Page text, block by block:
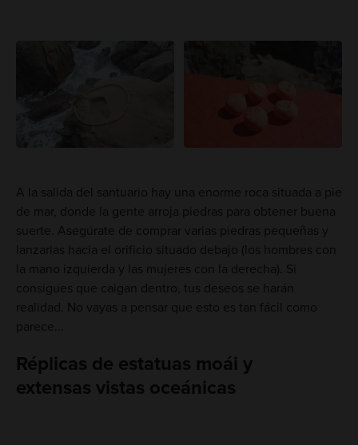
A la salida del santuario hay una enorme roca situada a pie
de mar, donde la gente arroja piedras para obtener buena
suerte. Asegúrate de comprar varias piedras pequeñas y
lanzarlas hacia el orificio situado debajo (los hombres con
la mano izquierda y las mujeres con la derecha). Si
consigues que caigan dentro, tus deseos se harán
realidad. No vayas a pensar que esto es tan fácil como
parece...
Réplicas de estatuas moái y
extensas vistas oceánicas